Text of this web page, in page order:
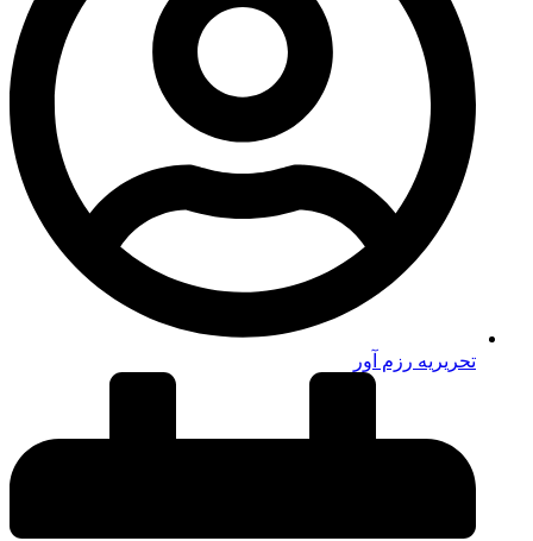
تحریریه رزم آور